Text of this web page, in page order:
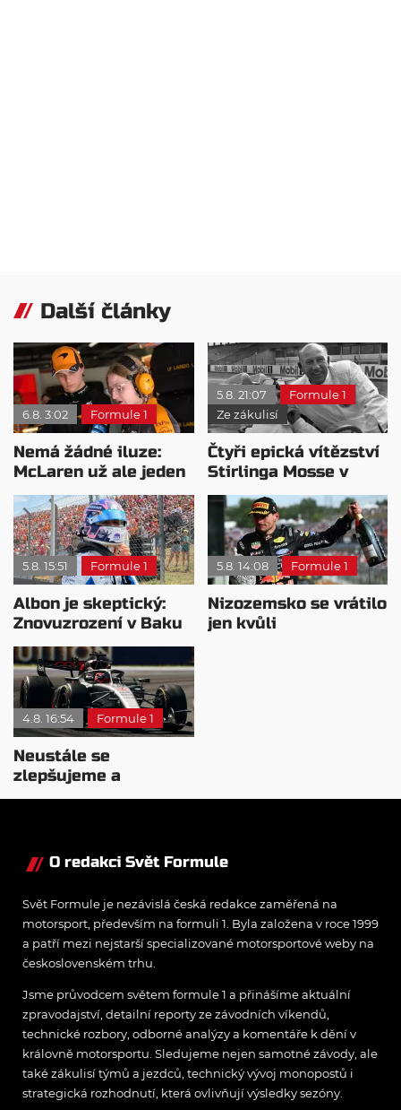
Další články
6.8. 3:02 Formule 1
Nemá žádné iluze:
McLaren už ale jeden
návrat ze dna dokázal
5.8. 21:07
Formule 1
Ze zákulisí
Čtyři epická vítězství
Stirlinga Mosse v
motorsportu
5.8. 15:51 Formule 1
Albon je skeptický:
Znovuzrození v Baku
nepovažuje za reálne
5.8. 14:08 Formule 1
Nizozemsko se vrátilo
jen kvůli
4.8. 16:54 Formule 1
Neustále se
zlepšujeme a
rosteme, chválí Audi
O redakci Svět Formule
Svět Formule je nezávislá česká redakce zaměřená na
motorsport, především na formuli 1. Byla založena v roce 1999
a patří mezi nejstarší specializované motorsportové weby na
československém trhu.
Jsme průvodcem světem formule 1 a přinášíme aktuální
zpravodajství, detailní reporty ze závodních víkendů,
technické rozbory, odborné analýzy a komentáře k dění v
královně motorsportu. Sledujeme nejen samotné závody, ale
také zákulisí týmů a jezdců, technický vývoj monopostů i
strategická rozhodnutí, která ovlivňují výsledky sezóny.